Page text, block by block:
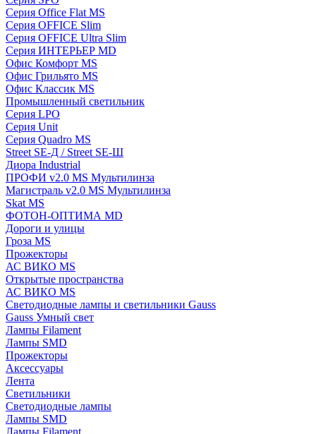
Серия Office Flat MS
Серия OFFICE Slim
Серия OFFICE Ultra Slim
Серия ИНТЕРЬЕР MD
Офис Комфорт MS
Офис Грильято MS
Офис Классик MS
Промышленный светильник
Серия LPO
Серия Unit
Серия Quadro MS
Street SE-Д / Street SE-Ш
Диора Industrial
ПРОФИ v2.0 MS Мультилинза
Магистраль v2.0 MS Мультилинза
Skat MS
ФОТОН-ОПТИМА MD
Дороги и улицы
Гроза MS
Прожекторы
АС ВИКО MS
Открытые пространства
АС ВИКО MS
Светодиодные лампы и светильники Gauss
Gauss Умный свет
Лампы Filament
Лампы SMD
Прожекторы
Аксессуары
Лента
Светильники
Светодиодные лампы
Лампы SMD
Лампы Filament